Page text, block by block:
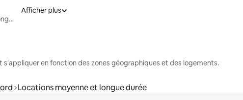
Locations moyenne et longue durée
Afficher plus
s'appliquer en fonction des zones géographiques et des logements.
Locations moyenne et longue durée